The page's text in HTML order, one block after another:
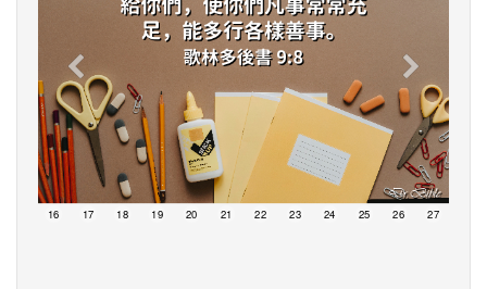
16 17 18 19 20 21 22 23 24 25 26 27